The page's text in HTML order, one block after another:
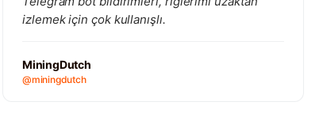
izlemek için çok kullanışlı.
MiningDutch
@miningdutch